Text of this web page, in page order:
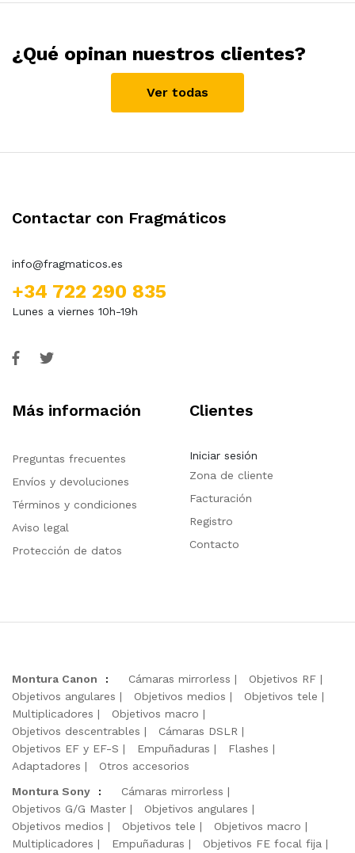
¿Qué opinan nuestros clientes?
Ver todas
Contactar con Fragmáticos
info@fragmaticos.es
+34 722 290 835
Lunes a viernes 10h-19h
Más información
Preguntas frecuentes
Envíos y devoluciones
Términos y condiciones
Aviso legal
Protección de datos
Clientes
Iniciar sesión
Zona de cliente
Facturación
Registro
Contacto
Montura Canon : Cámaras mirrorless
Objetivos RF
Objetivos angulares
Objetivos medios
Objetivos tele
Multiplicadores
Objetivos macro
Objetivos descentrables
Cámaras DSLR
Objetivos EF y EF-S
Empuñaduras
Flashes
Adaptadores
Otros accesorios
Montura Sony
:
Cámaras mirrorless
Objetivos G/G Master
Objetivos angulares
Objetivos medios
Objetivos tele
Objetivos macro
Multiplicadores
Empuñaduras
Objetivos FE focal fija